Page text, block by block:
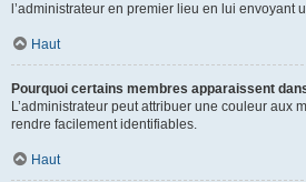
l’administrateur en premier lieu en lui envoyant
Haut
Pourquoi certains membres apparaissent
L’administrateur peut attribuer une couleur aux
rendre facilement identifiables.
Haut